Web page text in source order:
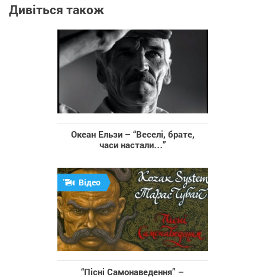
Дивіться також
Океан Ельзи – “Веселі, брате,
часи настали…”
Відео
“Пісні Самонаведення” –